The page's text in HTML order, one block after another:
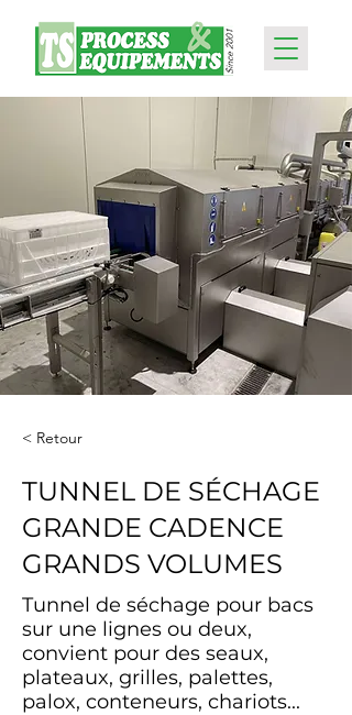
< Retour
TUNNEL DE SÉCHAGE
GRANDE CADENCE
GRANDS VOLUMES
Tunnel de séchage pour bacs
sur une lignes ou deux,
convient pour des seaux,
plateaux, grilles, palettes,
palox, conteneurs, chariots...